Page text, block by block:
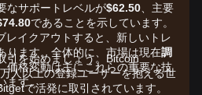
なサポートレベルが$62.50 、主要
であることを示しています。
レイクアウトすると、新しいトレ
ります。全体的に、市場は現在調
価格変動は主にこれらの重要な技
ます。
引を始めましょう。Bitcoin
人以上の登録ユーザーを抱える世
で活発に取引されています。